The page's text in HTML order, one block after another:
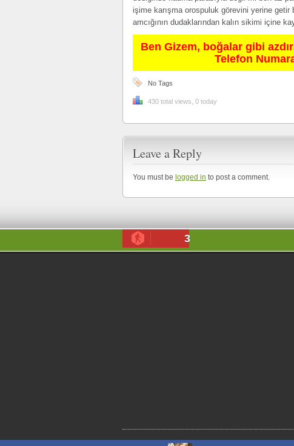
işime karışma orospuluk görevini yerine
amcığının dudaklarından kalın sikimi içine
Ben Gizem, boğalar gibi
Telefon
No Tags
430 total views, 0 today
Leave a Reply
You must be logged in to post a comment.
3